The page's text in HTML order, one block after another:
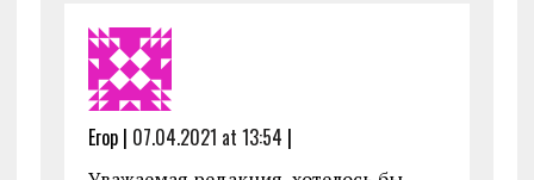
Егор | 07.04.2021 at 13:54 |